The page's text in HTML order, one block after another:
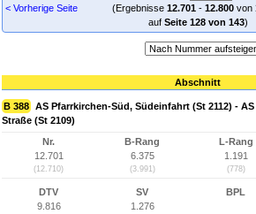
< Vorherige Seite
(Ergebnisse 12.701- 12.800von
auf Seite 128 von 143)
Abschnitt
B 388 AS Pfarrkirchen-Süd, Südeinfahrt (St 2112) -
Straße (St 2109)
Nr.
12.701
(12.710)
B-Rang
6.375
(3.991)
L-Rang
1.191
(778)
DTV
9.816
SV
1.276
BPL